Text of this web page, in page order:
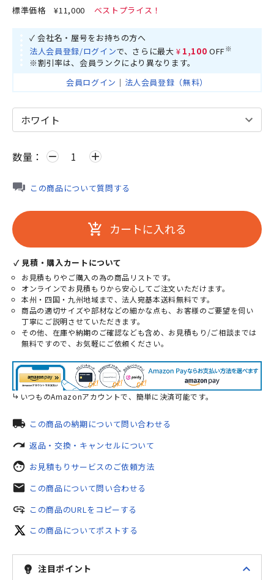
標準価格¥11,000
✓ 会社名・屋号をお持ちの方へ
法人会員登録/ログインで、さらに最大 ¥1,100 OFF※
※割引率は、会員ランクにより異なります。
会員ログイン ｜ 法人会員登録（無料）
数量： remove add
この商品について質問する
add_shopping_cart カートに入れる
✓ 見積・購入カートについて
お見積もりやご購入の為の商品リストです。
オンラインでお見積もりから安心してご注文いただけます。
本州・四国・九州地域まで、法人宛基本送料無料です。
商品の適切サイズや部材などの細かな点も、お客様のご要望を伺い
丁寧にご説明させていただきます。
その他、在庫や納期のご確認なども含め、お見積もり/ご相談までは
無料ですので、お気軽にご依頼ください。
いつものAmazonアカウントで、簡単に決済可能です。
local_shipping この商品の納期について問い合わせる
redo 返品・交換・キャンセルについて
face お見積もりサービスのご依頼方法
mail この商品について問い合わせる
add_link この商品のURLをコピーする
この商品についてポストする
emoji_objects 注目ポイント expand_less